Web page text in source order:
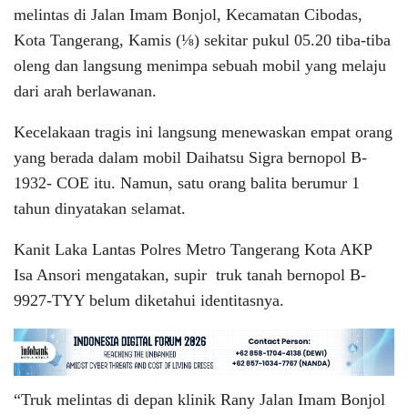
melintas di Jalan Imam Bonjol, Kecamatan Cibodas,
Kota Tangerang, Kamis (⅛) sekitar pukul 05.20 tiba-tiba
oleng dan langsung menimpa sebuah mobil yang melaju
dari arah berlawanan.
Kecelakaan tragis ini langsung menewaskan empat orang
yang berada dalam mobil Daihatsu Sigra bernopol B-
1932- COE itu. Namun, satu orang balita berumur 1
tahun dinyatakan selamat.
Kanit Laka Lantas Polres Metro Tangerang Kota AKP
Isa Ansori mengatakan, supir truk tanah bernopol B-
9927-TYY belum diketahui identitasnya.
“Truk melintas di depan klinik Rany Jalan Imam Bonjol